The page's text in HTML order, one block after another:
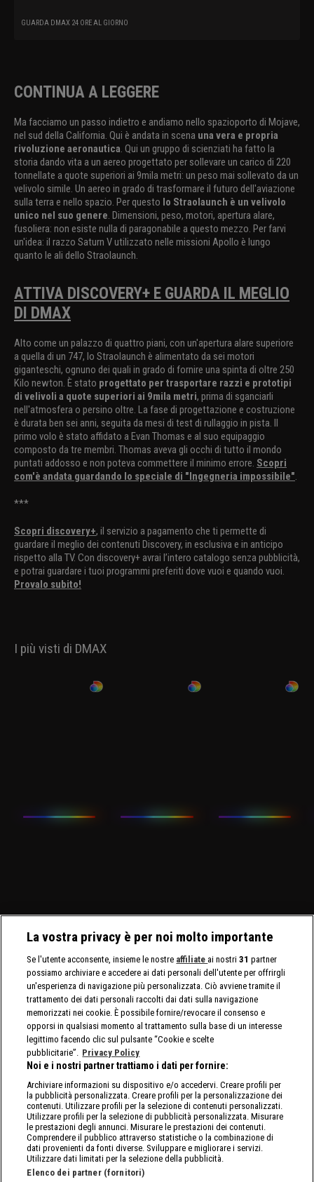
GUARDA DMAX 24 ORE AL GIORNO
CONTINUA A LEGGERE
Ma facciamo un passo indietro e andiamo nello spazioporto di Mojave,
nel sud della California. Qui è andata in scena una vera e propria
rivoluzione aeronautica. Qui un gruppo di scienziati ha fatto la
storia dando vita a un aereo progettato per sollevare un carico di 220
tonnellate a quote superiori ai 9mila metri: un peso mai sollevato da un
velivolo simile. Un aereo in grado di trasformare il futuro dell'aviazione
sulla terra e nello spazio. Per questo lo Straolaunch è un velivolo
unico nel suo genere. Dimensioni, peso, motori, apertura alare,
fusoliera: non esiste nulla di paragonabile a questo mezzo. Per farvi
un'idea: il razzo Saturn V utilizzato nelle missioni Apollo è lungo
quanto le ali dello Straolaunch.
ATTIVA DISCOVERY+ E GUARDA IL MEGLIO
DI DMAX
Alto come un palazzo di quattro piani, con un'apertura alare superiore
a quella di un 747, lo Straolaunch è alimentato da sei motori
giganteschi, ognuno dei quali in grado di fornire una spinta di oltre 250
Kilo newton. È stato progettato per trasportare razzi e prototipi
di velivoli a quote superiori ai 9mila metri, prima di sganciarli
nell'atmosfera o persino oltre. La fase di progettazione e costruzione
è durata ben sei anni, seguita da mesi di test di rullaggio in pista. Il
primo volo è stato affidato a Evan Thomas e al suo equipaggio
composto da tre membri. Thomas aveva gli occhi di tutto il mondo
puntati addosso e non poteva commettere il minimo errore. Scopri
com'è andata guardando lo speciale di "Ingegneria impossibile".
***
Scopri discovery+, il servizio a pagamento che ti permette di
guardare il meglio dei contenuti Discovery, in esclusiva e in anticipo
rispetto alla TV. Con discovery+ avrai l’intero catalogo senza pubblicità,
e potrai guardare i tuoi programmi preferiti dove vuoi e quando vuoi.
Provalo subito!
I più visti di DMAX
La vostra privacy è per noi molto importante
Se l'utente acconsente, insieme le nostre affiliate ai nostri31 partner
possiamo archiviare e accedere ai dati personali dell'utente per offrirgli
un'esperienza di navigazione più personalizzata. Ciò avviene tramite il
trattamento dei dati personali raccolti dai dati sulla navigazione
memorizzati nei cookie. È possibile fornire/revocare il consenso e
opporsi in qualsiasi momento al trattamento sulla base di un interesse
legittimo facendo clic sul pulsante “Cookie e scelte
pubblicitarie”. Privacy Policy
Noi e i nostri partner trattiamo i dati per fornire:
Archiviare informazioni su dispositivo e/o accedervi. Creare profili per
la pubblicità personalizzata. Creare profili per la personalizzazione dei
contenuti. Utilizzare profili per la selezione di contenuti personalizzati.
Utilizzare profili per la selezione di pubblicità personalizzata. Misurare
le prestazioni degli annunci. Misurare le prestazioni dei contenuti.
Comprendere il pubblico attraverso statistiche o la combinazione di
dati provenienti da fonti diverse. Sviluppare e migliorare i servizi.
Utilizzare dati limitati per la selezione della pubblicità.
Elenco dei partner (fornitori)